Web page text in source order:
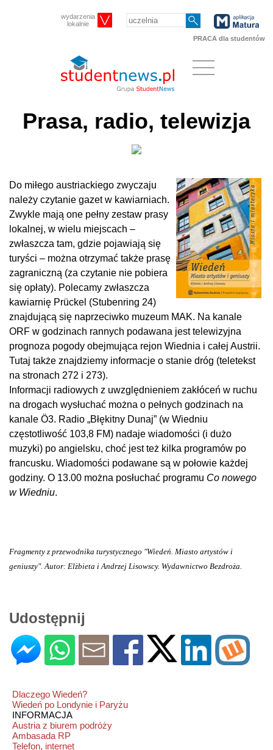
wydarzenia
lokalnie
PRACA dla studentów
Prasa, radio, telewizja
Do miłego austriackiego zwyczaju
należy czytanie gazet w kawiarniach.
Zwykle mają one pełny zestaw prasy
lokalnej, w wielu miejscach –
zwłaszcza tam, gdzie pojawiają się
turyści – można otrzymać także prasę
zagraniczną (za czytanie nie pobiera
się opłaty). Polecamy zwłaszcza
kawiarnię Prückel (Stubenring 24)
znajdującą się naprzeciwko muzeum MAK. Na kanale
ORF w godzinach rannych podawana jest telewizyjna
prognoza pogody obejmująca rejon Wiednia i całej Austrii.
Tutaj także znajdziemy informacje o stanie dróg (teletekst
na stronach 272 i 273).
Informacji radiowych z uwzględnieniem zakłóceń w ruchu
na drogach wysłuchać można o pełnych godzinach na
kanale Ö3. Radio „Błękitny Dunaj” (w Wiedniu
częstotliwość 103,8 FM) nadaje wiadomości (i dużo
muzyki) po angielsku, choć jest też kilka programów po
francusku. Wiadomości podawane są w połowie każdej
godziny. O 13.00 można posłuchać programu Co nowego
w Wiedniu.
Fragmenty z przewodnika turystycznego "Wiedeń. Miasto artystów i
geniuszy". Autor: Elżbieta i Andrzej Lisowscy. Wydawnictwo Bezdroża.
Udostępnij
Dlaczego Wiedeń?
Wiedeń po Londynie i Paryżu
INFORMACJA
Austria z biurem podróży
Ambasada RP
Telefon, internet